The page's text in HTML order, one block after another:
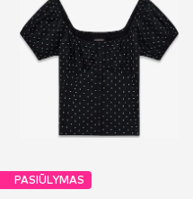
PASIŪLYMAS